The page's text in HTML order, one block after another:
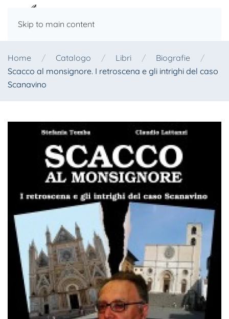
Skip to main content
Home Catalogo Libri
Biografie
Scacco al monsignore. I retroscena e gli intrighi del caso
Scanavino